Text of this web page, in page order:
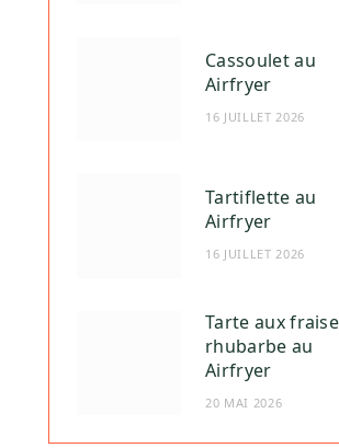
Cassoulet au
Airfryer
16 JUILLET 2026
Tartiflette au
Airfryer
16 JUILLET 2026
Tarte aux
rhubarbe au
Airfryer
20 MAI 2026